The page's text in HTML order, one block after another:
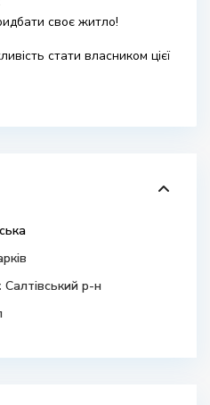
своє житло!
стати власником цієї
Салтівський р-н